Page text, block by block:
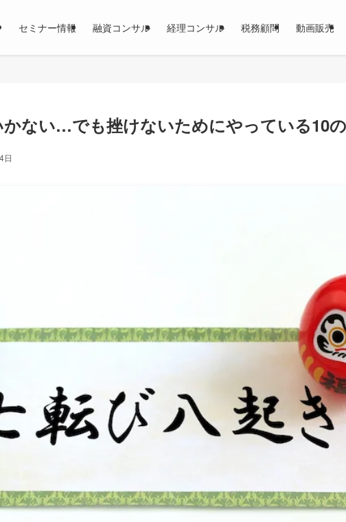
セミナー情報 融資コンサル 経理コンサル 税務顧問 動画販売
かない…でも挫けないためにやっている10
日